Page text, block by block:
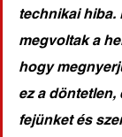
technikai
megvoltak a
hogy
ez a döntetlen,
fejünket és